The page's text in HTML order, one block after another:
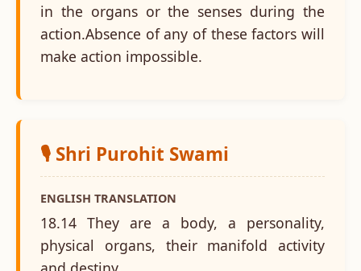
in the organs or the senses during the
action.Absence of any of these factors will
make action impossible.
🎙️ Shri Purohit Swami
ENGLISH TRANSLATION
18.14 They are a body, a personality,
physical organs, their manifold activity